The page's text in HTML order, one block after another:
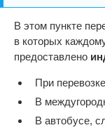
В этом пункте
в которых
предоставлено
При
В
В автобусе,